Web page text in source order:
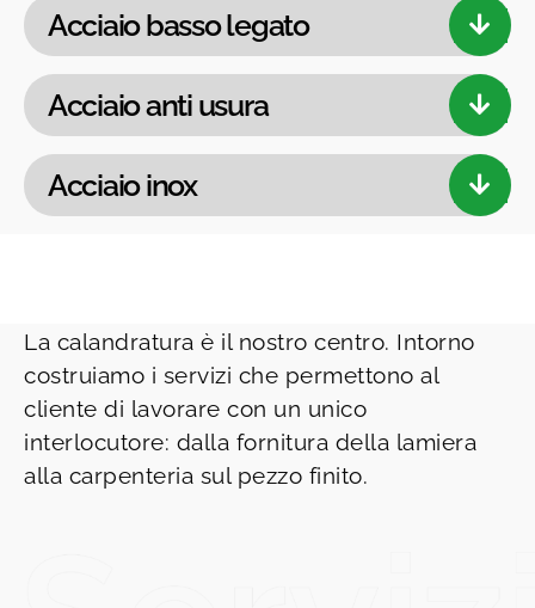
Acciaio basso legato
Acciaio anti usura
Acciaio inox
La calandratura è il nostro centro. Intorno
costruiamo i servizi che permettono al
cliente di lavorare con un unico
interlocutore: dalla fornitura della lamiera
alla carpenteria sul pezzo finito.